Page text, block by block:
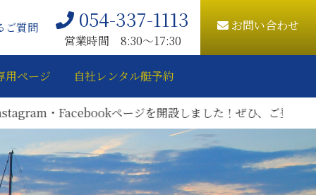
ご質問 054-337-1113
営業時間 8:30〜17:30
お問い合わせ
用ページ 自社レンタル艇予約
ページを開設しました！ぜひ、ご登録をお願いい